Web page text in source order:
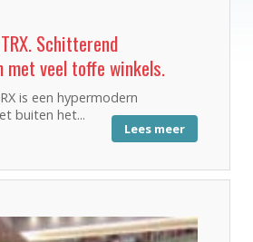
Schitterend
met veel toffe winkels.
is een hypermodern
buiten het...
Lees meer